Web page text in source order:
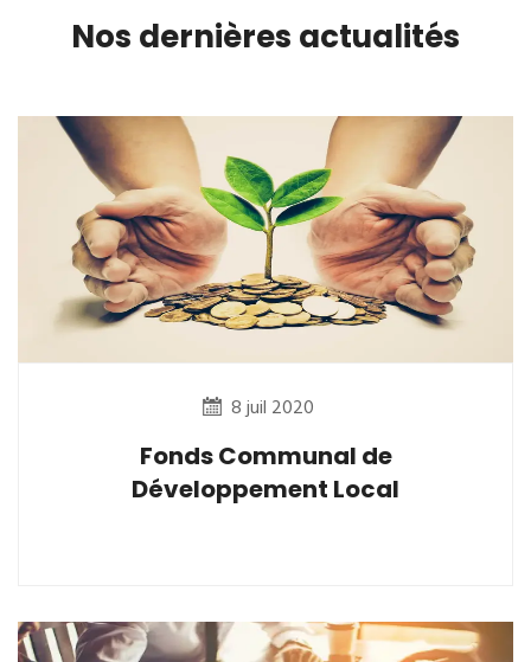
Nos dernières actualités
8 juil 2020
Fonds Communal de
Développement Local